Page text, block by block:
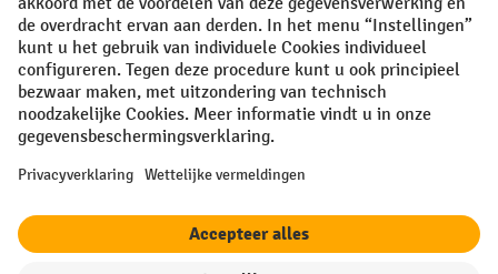
All prices excl. VAT plusshipping costs and possible delivery charges,
if not stated otherwise.
¹ De korting is geldig zolang de voorraad strekt. De korting is niet van
toepassing op speciale prijzen. Een combinatie met andere
procentuele kortingen of vouchers is niet mogelijk. | ² De korting
nieuwsbrief. De voucher is 10 dagen geldig en kan online worden
korting varieert per productcategorie en is maximaal 10%. Elektrische
pallettrucks, elektrische stapelaars, elektrische heftrucks en